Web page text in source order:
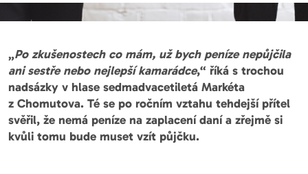
„Po zkušenostech co mám, už bych peníze nepůjčila
ani sestře nebo nejlepší kamarádce,“ říká s trochou
nadsázky v hlase sedmadvacetiletá Markéta
z Chomutova. Té se po ročním vztahu tehdejší přítel
svěřil, že nemá peníze na zaplacení daní a zřejmě si
kvůli tomu bude muset vzít půjčku.